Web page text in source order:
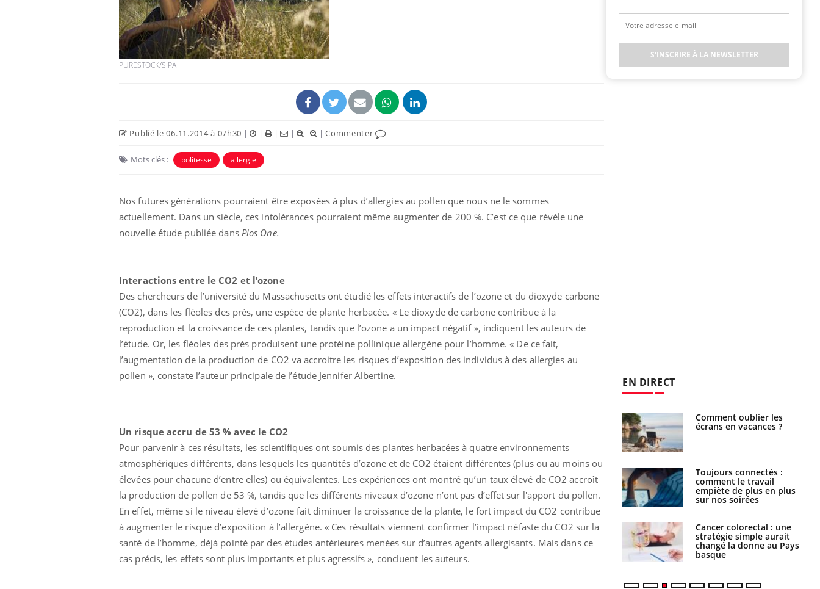
PURESTOCK/SIPA
Publié le 06.11.2014 à 07h30 | | | | |Commenter
Mots clés : politesse allergie
Nos futures générations pourraient être exposées à plus d’allergies au pollen que nous ne le sommes
actuellement. Dans un siècle, ces intolérances pourraient même augmenter de 200 %. C’est ce que révèle une
nouvelle étude publiée dans Plos One.
Interactions entre le CO2 et l’ozone
Des chercheurs de l’université du Massachusetts ont étudié les effets interactifs de l’ozone et du dioxyde carbone
(CO2), dans les fléoles des prés, une espèce de plante herbacée. « Le dioxyde de carbone contribue à la
reproduction et la croissance de ces plantes, tandis que l’ozone a un impact négatif », indiquent les auteurs de
l’étude. Or, les fléoles des prés produisent une protéine pollinique allergène pour l’homme. « De ce fait,
l’augmentation de la production de CO2 va accroitre les risques d’exposition des individus à des allergies au
pollen », constate l’auteur principale de l’étude Jennifer Albertine.
Un risque accru de 53 % avec le CO2
Pour parvenir à ces résultats, les scientifiques ont soumis des plantes herbacées à quatre environnements
atmosphériques différents, dans lesquels les quantités d’ozone et de CO2 étaient différentes (plus ou au moins ou
élevées pour chacune d’entre elles) ou équivalentes. Les expériences ont montré qu’un taux élevé de CO2 accroît
la production de pollen de 53 %, tandis que les différents niveaux d’ozone n’ont pas d’effet sur l'apport du pollen.
En effet, même si le niveau élevé d’ozone fait diminuer la croissance de la plante, le fort impact du CO2 contribue
à augmenter le risque d’exposition à l’allergène. « Ces résultats viennent confirmer l’impact néfaste du CO2 sur la
santé de l’homme, déjà pointé par des études antérieures menées sur d’autres agents allergisants. Mais dans ce
cas précis, les effets sont plus importants et plus agressifs », concluent les auteurs.
EN DIRECT
vacances ?
quels sont les meilleurs
exercices physiques ?
Comment éviter une otite
Mortalité infantile : un
rapport s’interroge sur
son taux élevé en France
Grossesse à risque : ce jus
des chercheurs
Comment oublier les
écrans en vacances ?
Toujours connectés :
comment le travail
empiète de plus en plus
sur nos soirées
Cancer colorectal : une
stratégie simple aurait
changé la donne au Pays
basque
S'INSCRIRE À LA NEWSLETTER